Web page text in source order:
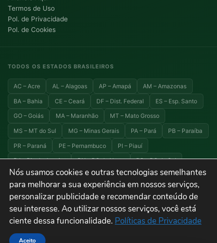
Nós usamos cookies e outras tecnologias semelhantes
para melhorar a sua experiência em nossos serviços,
personalizar publicidade e recomendar conteúdo de
seu interesse. Ao utilizar nossos serviços, você está
ciente dessa funcionalidade. Políticas de Privacidade
Aceito
Termos de Uso
Pol. de Privacidade
Pol. de Cookies
TODOS OS ESTADOS BRASILEIROS
AC – Acre AL – Alagoas AP – Amapá AM – Amazonas
BA – Bahia CE – Ceará DF – Dist. Federal ES – Esp. Santo
GO – Goiás MA – Maranhão MT – Mato Grosso
MS – MT do Sul MG – Minas Gerais PA – Pará PB – Paraíba
PR – Paraná PE – Pernambuco PI – Piauí
RJ – Rio de Janeiro RN – RG do Norte RS – RG do Sul
RO – Rondônia RR – Roraima SC – Santa Catarina
SE – Sergipe
© 2026 Explora Brasil — Todos os direitos reservados. Viagens, turismo e